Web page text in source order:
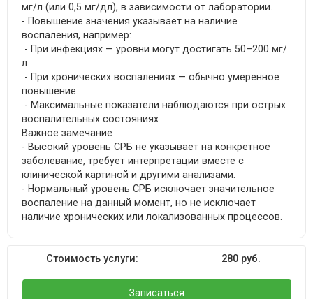
мг/л (или 0,5 мг/дл), в зависимости от лаборатории.
- Повышение значения указывает на наличие
воспаления, например:
- При инфекциях — уровни могут достигать 50–200 мг/
л
- При хронических воспалениях — обычно умеренное
повышение
- Максимальные показатели наблюдаются при острых
воспалительных состояниях
Важное замечание
- Высокий уровень СРБ не указывает на конкретное
заболевание, требует интерпретации вместе с
клинической картиной и другими анализами.
- Нормальный уровень СРБ исключает значительное
воспаление на данный момент, но не исключает
наличие хронических или локализованных процессов.
Стоимость услуги: 280 руб.
Записаться